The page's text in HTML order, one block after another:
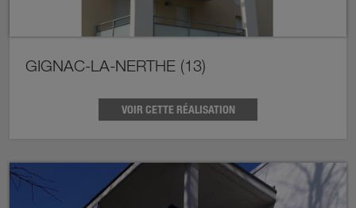
GIGNAC-LA-NERTHE (13)
VOIR CETTE RÉALISATION